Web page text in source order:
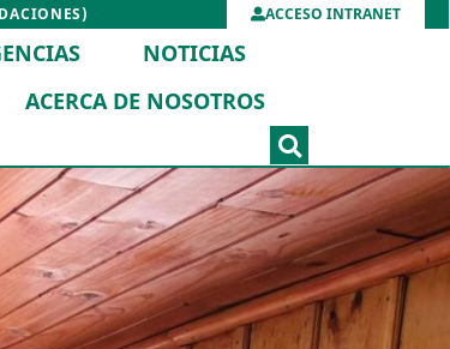
ACCESO INTRANET
NOTICIAS
ACERCA DE NOSOTROS